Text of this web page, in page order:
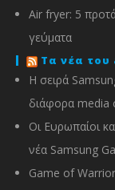
Air fryer: 5
γεύματα
Τα νέα
Η σειρά
διάφορα media
Οι Ευρωπαίοι
νέα Samsung
Game of